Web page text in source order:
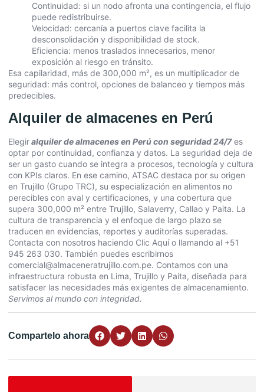
Continuidad: si un nodo afronta una contingencia, el flujo
puede redistribuirse.
Velocidad: cercanía a puertos clave facilita la
desconsolidación y disponibilidad de stock.
Eficiencia: menos traslados innecesarios, menor
exposición al riesgo en tránsito.
Esa capilaridad, más de 300,000 m², es un multiplicador de
seguridad: más control, opciones de balanceo y tiempos más
predecibles.
Alquiler de almacenes en Perú
Elegiralquiler de almacenes en Perú con seguridad 24/7es
optar por continuidad, confianza y datos. La seguridad deja de
ser un gasto cuando se integra a procesos, tecnología y cultura
con KPIs claros. En ese camino, ATSAC destaca por su origen
en Trujillo (Grupo TRC), su especialización en alimentos no
perecibles con aval y certificaciones, y una cobertura que
supera 300,000 m² entre Trujillo, Salaverry, Callao y Paita. La
cultura de transparencia y el enfoque de largo plazo se
traducen en evidencias, reportes y auditorías superadas.
Contacta con nosotros haciendo Clic Aquío llamando al +51
945 263 030. También puedes escribirnos
comercial@almaceneratrujillo.com.pe. Contamos con una
infraestructura robusta en Lima, Trujillo y Paita, diseñada para
satisfacer las necesidades más exigentes de almacenamiento.
Servimos al mundo con integridad.
Compartelo ahora